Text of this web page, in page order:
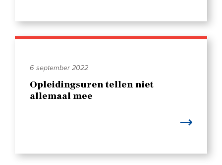
6 september 2022
Opleidingsuren tellen niet
allemaal mee